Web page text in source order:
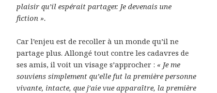
plaisir qu’il espérait partager. Je devenais une
fiction ».
Car l’enjeu est de recoller à un monde qu’il ne
partage plus. Allongé tout contre les cadavres de
ses amis, il voit un visage s’approcher : « Je me
souviens simplement qu’elle fut la première personne
vivante, intacte, que j’aie vue apparaître, la première